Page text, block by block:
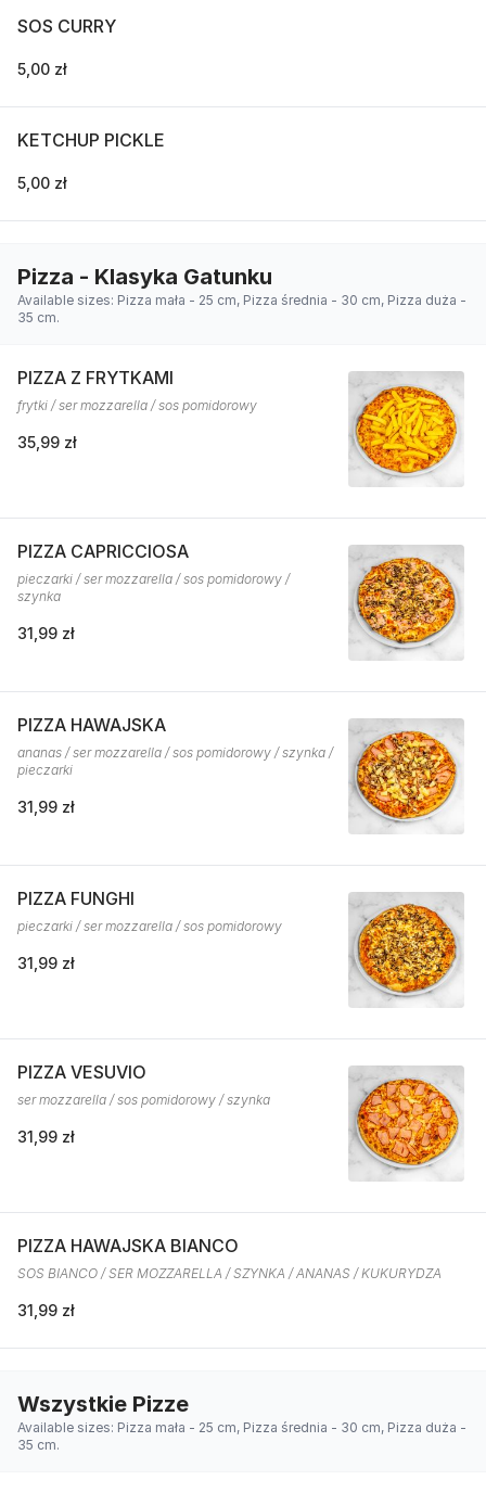
SOS CURRY
5,00 zł
KETCHUP PICKLE
5,00 zł
Pizza - Klasyka Gatunku
Available sizes: Pizza mała - 25 cm, Pizza średnia - 30 cm, Pizza duża -
35 cm.
PIZZA Z FRYTKAMI
frytki / ser mozzarella / sos pomidorowy
35,99 zł
PIZZA CAPRICCIOSA
pieczarki / ser mozzarella / sos pomidorowy /
szynka
31,99 zł
PIZZA HAWAJSKA
ananas / ser mozzarella / sos pomidorowy / szynka /
pieczarki
31,99 zł
PIZZA FUNGHI
pieczarki / ser mozzarella / sos pomidorowy
31,99 zł
PIZZA VESUVIO
ser mozzarella / sos pomidorowy / szynka
31,99 zł
PIZZA HAWAJSKA BIANCO
SOS BIANCO / SER MOZZARELLA / SZYNKA / ANANAS / KUKURYDZA
31,99 zł
Wszystkie Pizze
Available sizes: Pizza mała - 25 cm, Pizza średnia - 30 cm, Pizza duża -
35 cm.